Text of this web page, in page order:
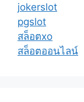
jokerslot
pgslot
สล็อตxo
สล็อตออนไลน์